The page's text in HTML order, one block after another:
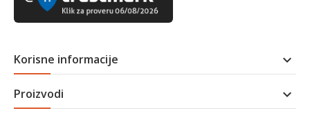
Korisne informacije 
Proizvodi 